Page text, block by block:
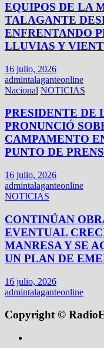
EQUIPOS DE LA
TALAGANTE
ENFRENTANDO
LLUVIAS Y
16 julio, 2026
admintalaganteonline
Nacional NOTICIAS
PRESIDENTE DE
PRONUNCIÓ
CAMPAMENTO
PUNTO DE
16 julio, 2026
admintalaganteonline
NOTICIAS
CONTINÚAN
EVENTUAL
MANRESA Y SE
UN PLAN DE
16 julio, 2026
admintalaganteonline
Copyright ©